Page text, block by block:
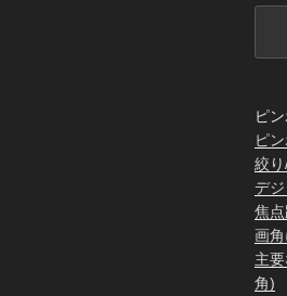
ピ
ピ
絞
デ
焦
画
主
角)